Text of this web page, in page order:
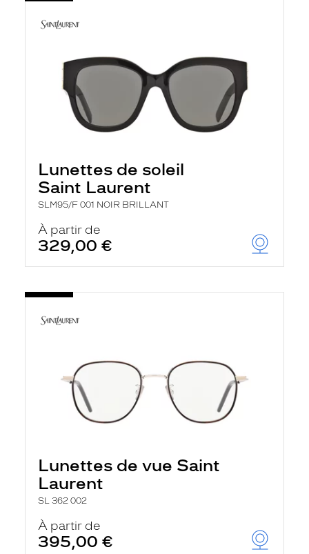
Lunettes de soleil
Saint Laurent
SLM95/F 001 NOIR BRILLANT
À partir de
329,00 €
Lunettes de vue Saint
Laurent
SL 362 002
À partir de
395,00 €